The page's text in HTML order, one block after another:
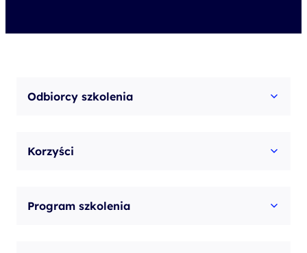
Odbiorcy szkolenia
Korzyści
Program szkolenia